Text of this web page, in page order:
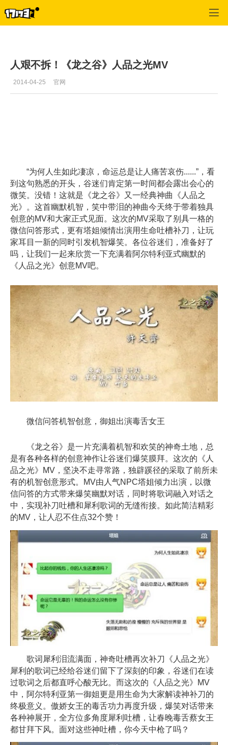
人艰不拆！《龙之谷》人品之光MV
2014-04-25 官网
“为何人生如此凄凉，命运总是让人痛苦哀伤......”，看
到这句熟悉的开头，谷迷们肯定第一时间都会露出会心的
微笑。没错！这就是《龙之谷》又一经典神曲《人品之
光》。这首幽默机智，笑中带泪的神曲今天终于带着独具
创意的MV和大家正式见面。这次的MV采取了别具一格的
微信问答形式，更有塔姐倾情出演用生命吐槽补刀，让玩
家耳目一新的同时引发机智爆笑。各位谷迷们，准备好了
吗，让我们一起来欣赏一下充满着阿尔特利亚式幽默的
《人品之光》创意MV吧。
微信问答机智创意，御姐出演毒舌女王
《龙之谷》是一片充满着机智和欢笑的神奇土地，总
是有各种各样的创意神作让谷迷们爆笑膜拜。这次的《人
品之光》MV，坚决不走寻常路，独辟蹊径的采取了前所未
有的机智创意形式。MV由人气NPC塔姐倾力出演，以微
信问答的方式带来爆笑幽默对话，同时将歌词融入对话之
中，实现补刀吐槽和犀利歌词的无缝衔接。如此简洁精彩
的MV，让人忍不住点32个赞！
歌词犀利泪流满面，神奇吐槽再次补刀《人品之光》
犀利的歌词已经给谷迷们留下了深刻的印象，谷迷们在读
过歌词之后都直呼心酸无比。而这次的《人品之光》MV
中，阿尔特利亚第一御姐更是用生命为大家解读神补刀的
终极意义。傲娇女王的毒舌功力再度升级，爆笑对话带来
各种神展开，全方位多角度犀利吐槽，让春晚毒舌蔡女王
都甘拜下风。面对这些神吐槽，你今天中枪了吗？